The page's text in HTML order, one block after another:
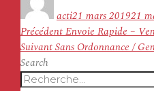
actile
21 mars 201921
Navigation
de
l’article
PrécédentArticle
précédent :
Envoie Rapide –
SuivantArticle
Sans Ordonnance /
Search
Recherche